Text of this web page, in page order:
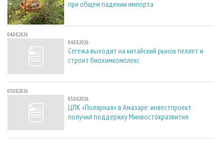
при общем падении импорта
04.08.2026
04.08.2026
Сегежа выходит на китайский рынок пеллет и
строит биохимкомплекс
03.08.2026
03.08.2026
ЦПК «Полярная» в Амазаре: инвестпроект
получил поддержку Минвостокразвития